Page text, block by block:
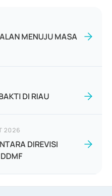
MENUJU MASA
DI RIAU
2026
DIREVISI